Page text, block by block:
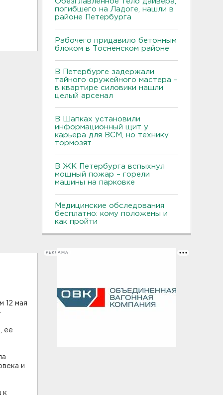
12 мая
ее
и
к
погибшего на Ладоге, нашли в
районе Петербурга
Рабочего придавило бетонным
блоком в Тосненском районе
В Петербурге задержали
тайного оружейного мастера –
в квартире силовики нашли
целый арсенал
В Шапках установили
информационный щит у
карьера для ВСМ, но технику
тормозят
В ЖК Петербурга вспыхнул
мощный пожар – горели
машины на парковке
Медицинские обследования
бесплатно: кому положены и
как пройти
РЕКЛАМА